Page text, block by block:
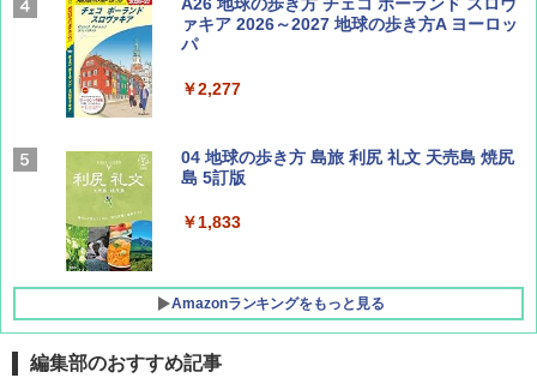
￥1,540
サライ 2026年 9月号 [雑誌]
ァキア 2026～2027 地球の歩き方A ヨーロッ
パ
￥2,277
04 地球の歩き方 島旅 利尻 礼文 天売島 焼尻
島 5訂版
￥1,833
Amazonランキングをもっと見る
編集部のおすすめ記事